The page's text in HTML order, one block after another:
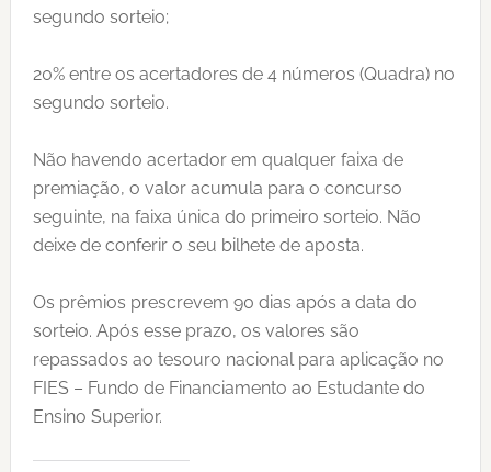
segundo sorteio;
20% entre os acertadores de 4 números (Quadra) no
segundo sorteio.
Não havendo acertador em qualquer faixa de
premiação, o valor acumula para o concurso
seguinte, na faixa única do primeiro sorteio. Não
deixe de conferir o seu bilhete de aposta.
Os prêmios prescrevem 90 dias após a data do
sorteio. Após esse prazo, os valores são
repassados ao tesouro nacional para aplicação no
FIES – Fundo de Financiamento ao Estudante do
Ensino Superior.